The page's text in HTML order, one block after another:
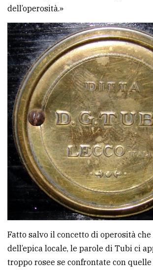
dell’operosità.»
Fatto salvo il concetto di operosità
dell’epica locale, le parole di Tubi ci
troppo rosee se confrontate con